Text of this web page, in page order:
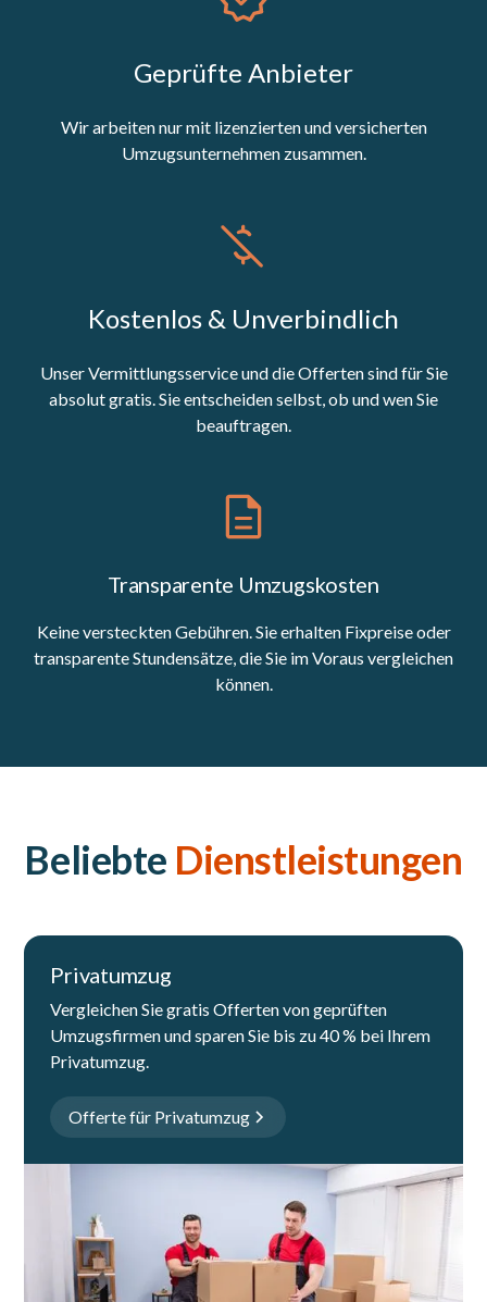
Geprüfte Anbieter
Wir arbeiten nur mit lizenzierten und versicherten
Umzugsunternehmen zusammen.
Kostenlos & Unverbindlich
Unser Vermittlungsservice und die Offerten sind für Sie
absolut gratis. Sie entscheiden selbst, ob und wen Sie
beauftragen.
Transparente Umzugskosten
Keine versteckten Gebühren. Sie erhalten Fixpreise oder
transparente Stundensätze, die Sie im Voraus vergleichen
können.
Beliebte Dienstleistungen
Privatumzug
Vergleichen Sie gratis Offerten von geprüften
Umzugsfirmen und sparen Sie bis zu 40 % bei Ihrem
Privatumzug.
Offerte für Privatumzug